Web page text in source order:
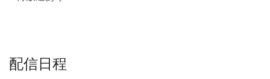
配信日程